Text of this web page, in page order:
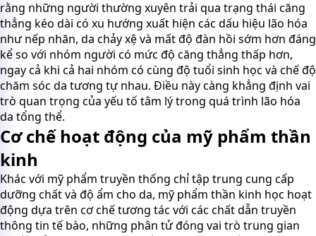
rằng những người thường xuyên trải qua trạng thái căng
thẳng kéo dài có xu hướng xuất hiện các dấu hiệu lão hóa
như nếp nhăn, da chảy xệ và mất độ đàn hồi sớm hơn đáng
kể so với nhóm người có mức độ căng thẳng thấp hơn,
ngay cả khi cả hai nhóm có cùng độ tuổi sinh học và chế độ
chăm sóc da tương tự nhau. Điều này càng khẳng định vai
trò quan trọng của yếu tố tâm lý trong quá trình lão hóa
da tổng thể.
Cơ chế hoạt động của mỹ phẩm thần
kinh
Khác với mỹ phẩm truyền thống chỉ tập trung cung cấp
dưỡng chất và độ ẩm cho da, mỹ phẩm thần kinh học hoạt
động dựa trên cơ chế tương tác với các chất dẫn truyền
thông tin tế bào, những phân tử đóng vai trò trung gian